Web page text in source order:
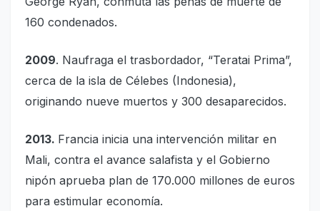
160 condenados.
2009. Naufraga el trasbordador, “Teratai Prima”,
cerca de la isla de Célebes (Indonesia),
originando nueve muertos y 300 desaparecidos.
2013. Francia inicia una intervención militar en
Mali, contra el avance salafista y el Gobierno
nipón aprueba plan de 170.000 millones de euros
para estimular economía.